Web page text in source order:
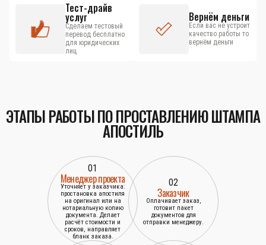
Тест-драйв
услуг
Сделаем тестовый
перевод бесплатно
для юридических
лиц
Вернём деньги
Если вас не устроит
качество работы то
вернём деньги
ЭТАПЫ РАБОТЫ ПО ПРОСТАВЛЕНИЮ ШТАМПА
АПОСТИЛЬ
01
Менеджер проекта
Уточняет у заказчика:
простановка апостиля
на оригинал или на
нотариальную копию
документа. Делает
расчёт стоимости и
сроков, направляет
бланк заказа.
02
Заказчик
Оплачивает заказ,
готовит пакет
документов для
отправки менеджеру.